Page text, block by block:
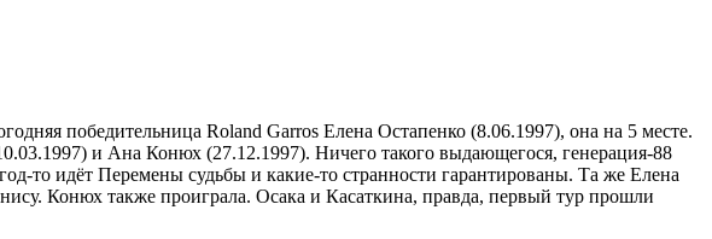
победительница Roland Garros Елена Остапенко (8.06.1997), она на 5 месте.
и Ана Конюх (27.12.1997). Ничего такого выдающегося, генерация-88
то идёт Перемены судьбы и какие-то странности гарантированы. Та же Елена
Конюх также проиграла. Осака и Касаткина, правда, первый тур прошли